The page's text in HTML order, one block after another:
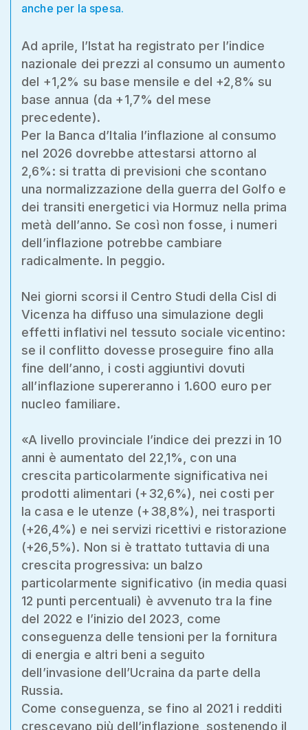
anche per la spesa.
Ad aprile, l’Istat ha registrato per l’indice
nazionale dei prezzi al consumo un aumento
del +1,2% su base mensile e del +2,8% su
base annua (da +1,7% del mese
precedente).
Per la Banca d’Italia l’inflazione al consumo
nel 2026 dovrebbe attestarsi attorno al
2,6%: si tratta di previsioni che scontano
una normalizzazione della guerra del Golfo e
dei transiti energetici via Hormuz nella prima
metà dell’anno. Se così non fosse, i numeri
dell’inflazione potrebbe cambiare
radicalmente. In peggio.
Nei giorni scorsi il Centro Studi della Cisl di
Vicenza ha diffuso una simulazione degli
effetti inflativi nel tessuto sociale vicentino:
se il conflitto dovesse proseguire fino alla
fine dell’anno, i costi aggiuntivi dovuti
all’inflazione supereranno i 1.600 euro per
nucleo familiare.
«A livello provinciale l’indice dei prezzi in 10
anni è aumentato del 22,1%, con una
crescita particolarmente significativa nei
prodotti alimentari (+32,6%), nei costi per
la casa e le utenze (+38,8%), nei trasporti
(+26,4%) e nei servizi ricettivi e ristorazione
(+26,5%). Non si è trattato tuttavia di una
crescita progressiva: un balzo
particolarmente significativo (in media quasi
12 punti percentuali) è avvenuto tra la fine
del 2022 e l’inizio del 2023, come
conseguenza delle tensioni per la fornitura
di energia e altri beni a seguito
dell’invasione dell’Ucraina da parte della
Russia.
Come conseguenza, se fino al 2021 i redditi
crescevano più dell’inflazione, sostenendo il